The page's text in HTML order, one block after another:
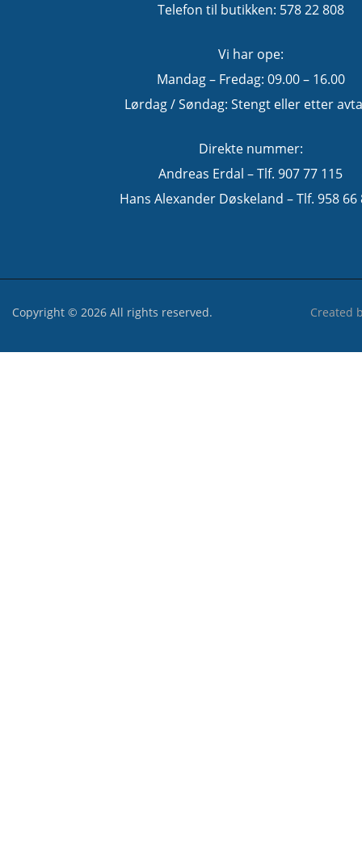
Telefon til butikken: 578 22 808
Vi har ope:
Mandag – Fredag: 09.00 – 16.00
Lørdag / Søndag: Stengt eller etter
Direkte nummer:
Andreas Erdal – Tlf. 907 77 115
Hans Alexander Døskeland – Tlf. 958 66
Copyright © 2026 All rights reserved. Created